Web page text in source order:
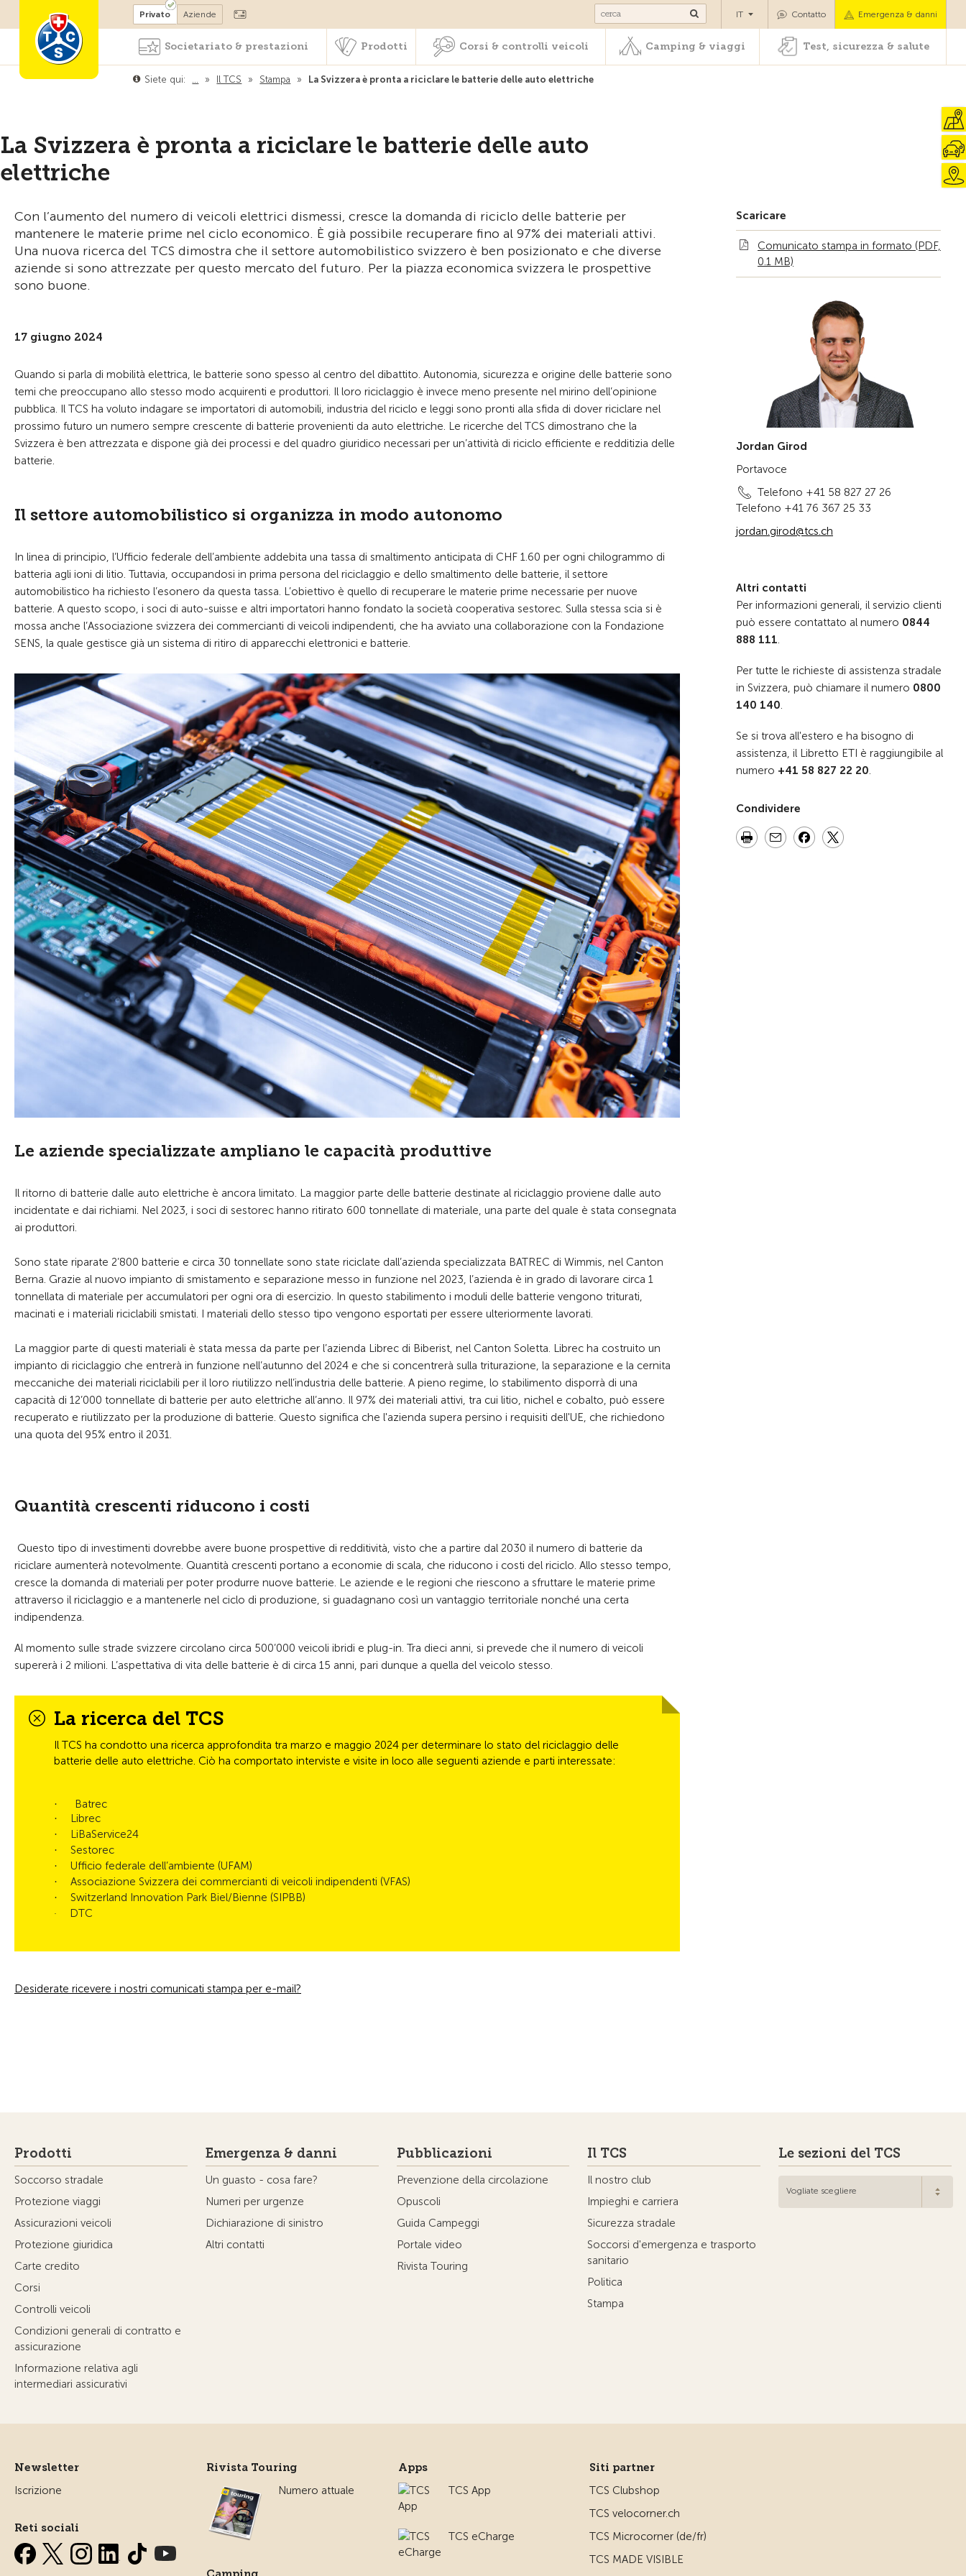
Diventare socio Corsi & controlli veicoli Camping & viaggi Test, sicurezza & salute
Privato Aziende Contatto Emergenza & danni
IT
Societariato & prestazioni Prodotti Corsi & controlli veicoli Camping & viaggi Test, sicurezza & salute
Siete qui: … » Il TCS » Stampa » La Svizzera è pronta a riciclare le batterie delle auto elettriche
La Svizzera è pronta a riciclare le batterie delle auto
elettriche
Con l’aumento del numero di veicoli elettrici dismessi, cresce la domanda di riciclo delle batterie per
mantenere le materie prime nel ciclo economico. È già possibile recuperare fino al 97% dei materiali attivi.
Una nuova ricerca del TCS dimostra che il settore automobilistico svizzero è ben posizionato e che diverse
aziende si sono attrezzate per questo mercato del futuro. Per la piazza economica svizzera le prospettive
sono buone.
17 giugno 2024
Quando si parla di mobilità elettrica, le batterie sono spesso al centro del dibattito. Autonomia, sicurezza e origine delle batterie sono
temi che preoccupano allo stesso modo acquirenti e produttori. Il loro riciclaggio è invece meno presente nel mirino dell’opinione
pubblica. Il TCS ha voluto indagare se importatori di automobili, industria del riciclo e leggi sono pronti alla sfida di dover riciclare nel
prossimo futuro un numero sempre crescente di batterie provenienti da auto elettriche. Le ricerche del TCS dimostrano che la
Svizzera è ben attrezzata e dispone già dei processi e del quadro giuridico necessari per un’attività di riciclo efficiente e redditizia delle
batterie.
Il settore automobilistico si organizza in modo autonomo
In linea di principio, l’Ufficio federale dell’ambiente addebita una tassa di smaltimento anticipata di CHF 1.60 per ogni chilogrammo di
batteria agli ioni di litio. Tuttavia, occupandosi in prima persona del riciclaggio e dello smaltimento delle batterie, il settore
automobilistico ha richiesto l’esonero da questa tassa. L’obiettivo è quello di recuperare le materie prime necessarie per nuove
batterie. A questo scopo, i soci di auto-suisse e altri importatori hanno fondato la società cooperativa sestorec. Sulla stessa scia si è
mossa anche l’Associazione svizzera dei commercianti di veicoli indipendenti, che ha avviato una collaborazione con la Fondazione
SENS, la quale gestisce già un sistema di ritiro di apparecchi elettronici e batterie.
Le aziende specializzate ampliano le capacità produttive
Il ritorno di batterie dalle auto elettriche è ancora limitato. La maggior parte delle batterie destinate al riciclaggio proviene dalle auto
incidentate e dai richiami. Nel 2023, i soci di sestorec hanno ritirato 600 tonnellate di materiale, una parte del quale è stata consegnata
ai produttori.
Sono state riparate 2’800 batterie e circa 30 tonnellate sono state riciclate dall’azienda specializzata BATREC di Wimmis, nel Canton
Berna. Grazie al nuovo impianto di smistamento e separazione messo in funzione nel 2023, l’azienda è in grado di lavorare circa 1
tonnellata di materiale per accumulatori per ogni ora di esercizio. In questo stabilimento i moduli delle batterie vengono triturati,
macinati e i materiali riciclabili smistati. I materiali dello stesso tipo vengono esportati per essere ulteriormente lavorati.
La maggior parte di questi materiali è stata messa da parte per l’azienda Librec di Biberist, nel Canton Soletta. Librec ha costruito un
impianto di riciclaggio che entrerà in funzione nell’autunno del 2024 e che si concentrerà sulla triturazione, la separazione e la cernita
meccaniche dei materiali riciclabili per il loro riutilizzo nell’industria delle batterie. A pieno regime, lo stabilimento disporrà di una
capacità di 12’000 tonnellate di batterie per auto elettriche all’anno. Il 97% dei materiali attivi, tra cui litio, nichel e cobalto, può essere
recuperato e riutilizzato per la produzione di batterie. Questo significa che l'azienda supera persino i requisiti dell'UE, che richiedono
una quota del 95% entro il 2031.
Quantità crescenti riducono i costi
Questo tipo di investimenti dovrebbe avere buone prospettive di redditività, visto che a partire dal 2030 il numero di batterie da
riciclare aumenterà notevolmente. Quantità crescenti portano a economie di scala, che riducono i costi del riciclo. Allo stesso tempo,
cresce la domanda di materiali per poter produrre nuove batterie. Le aziende e le regioni che riescono a sfruttare le materie prime
attraverso il riciclaggio e a mantenerle nel ciclo di produzione, si guadagnano così un vantaggio territoriale nonché una certa
indipendenza.
Al momento sulle strade svizzere circolano circa 500’000 veicoli ibridi e plug-in. Tra dieci anni, si prevede che il numero di veicoli
supererà i 2 milioni. L’aspettativa di vita delle batterie è di circa 15 anni, pari dunque a quella del veicolo stesso.
La ricerca del TCS
Il TCS ha condotto una ricerca approfondita tra marzo e maggio 2024 per determinare lo stato del riciclaggio delle
batterie delle auto elettriche. Ciò ha comportato interviste e visite in loco alle seguenti aziende e parti interessate:
· Batrec
· Librec
· LiBaService24
· Sestorec
· Ufficio federale dell’ambiente (UFAM)
· Associazione Svizzera dei commercianti di veicoli indipendenti (VFAS)
· Switzerland Innovation Park Biel/Bienne (SIPBB)
· DTC
Desiderate ricevere i nostri comunicati stampa per e-mail?
Scaricare
Comunicato stampa in formato (PDF,
0.1 MB)
Jordan Girod
Portavoce
Telefono +41 58 827 27 26
Telefono +41 76 367 25 33
jordan.girod@tcs.ch
Altri contatti
Per informazioni generali, il servizio clienti
può essere contattato al numero 0844
888 111.
Per tutte le richieste di assistenza stradale
in Svizzera, può chiamare il numero 0800
140 140.
Se si trova all'estero e ha bisogno di
assistenza, il Libretto ETI è raggiungibile al
numero +41 58 827 22 20.
Condividere
Prodotti
Soccorso stradale
Protezione viaggi
Assicurazioni veicoli
Protezione giuridica
Carte credito
Corsi
Controlli veicoli
Condizioni generali di contratto e
assicurazione
Informazione relativa agli
intermediari assicurativi
Emergenza & danni
Un guasto - cosa fare?
Numeri per urgenze
Dichiarazione di sinistro
Altri contatti
Pubblicazioni
Prevenzione della circolazione
Opuscoli
Guida Campeggi
Portale video
Rivista Touring
Il TCS
Il nostro club
Impieghi e carriera
Sicurezza stradale
Soccorsi d'emergenza e trasporto
sanitario
Politica
Stampa
Le sezioni del TCS
Vogliate scegliere
Newsletter
Iscrizione
Reti sociali
Rivista Touring
Numero attuale
Apps
TCS App
TCS eCharge
Siti partner
TCS Clubshop
TCS velocorner.ch
TCS Microcorner (de/fr)
TCS MADE VISIBLE